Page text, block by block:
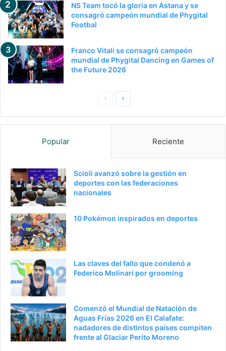
NS Team tocó la gloria en Astana y se
consagró campeón mundial de Phygital
Footbal
Franco Vitali se consagró campeón
mundial de Phygital Dancing en Games of
the Future 2026
PaginaSiguiente
Popular Reciente
Scioli avanzó sobre la gestión en
deportes con las federaciones
nacionales
10 Pokémon inspirados en deportes
Las claves del fallo que condenó a
Federico Molinari por grooming
Comenzó el Mundial de Natación de
Aguas Frías 2026 en El Calafate:
nadadores de distintos países compiten
frente al Glaciar Perito Moreno